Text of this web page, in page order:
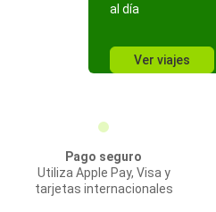
al día
Ver viajes
Pago seguro
Utiliza Apple Pay, Visa y
tarjetas internacionales